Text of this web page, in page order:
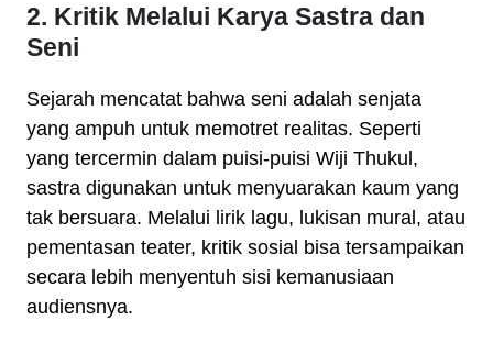
2. Kritik Melalui Karya Sastra dan
Seni
Sejarah mencatat bahwa seni adalah senjata
yang ampuh untuk memotret realitas. Seperti
yang tercermin dalam puisi-puisi Wiji Thukul,
sastra digunakan untuk menyuarakan kaum yang
tak bersuara. Melalui lirik lagu, lukisan mural, atau
pementasan teater, kritik sosial bisa tersampaikan
secara lebih menyentuh sisi kemanusiaan
audiensnya.